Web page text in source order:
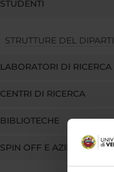
STUDENTI
STRUTTURE DEL
LABORATORI DI RICERCA
CENTRI DI RICERCA
BIBLIOTECHE
SPIN OFF E AZIENDE